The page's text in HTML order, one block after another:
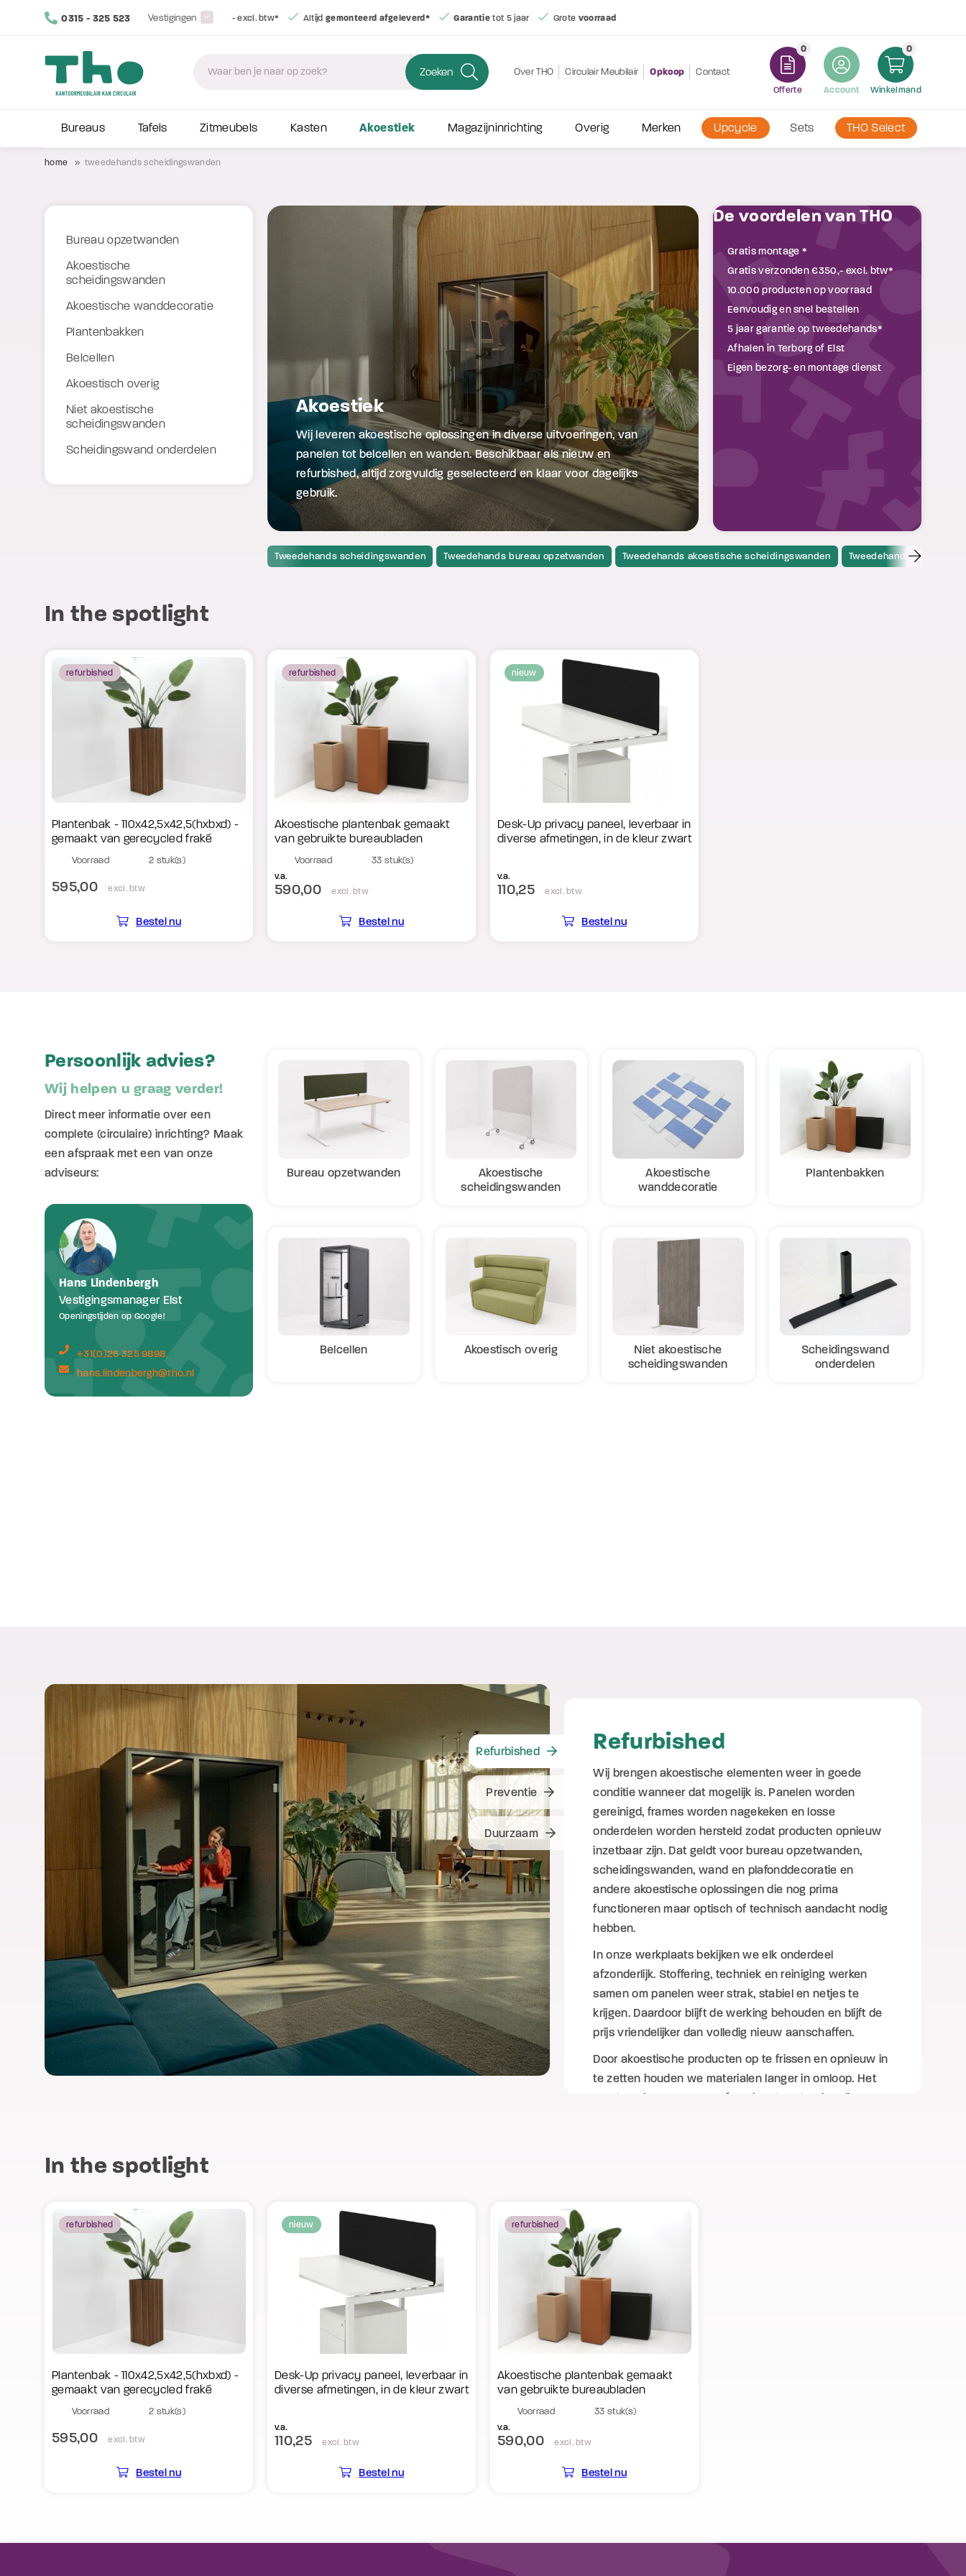
0315 - 325 523 Vestigingen Gratis bezorgingvanaf € 350,- excl. btw* Altijdgemonteerd afgeleverd* Garantietot 5 jaar
Over THO Circulair Meubilair Opkoop Contact
0
Winkelmand
Account
0
Offerte
Zoeken
Bureaus Tafels Zitmeubels Kasten Akoestiek Magazijninrichting Overig Merken Upcycle Sets THO Select
home tweedehands scheidingswanden
Bureau opzetwanden
Akoestische
scheidingswanden
Akoestische wanddecoratie
Plantenbakken
Belcellen
Akoestisch overig
Niet akoestische
scheidingswanden
Scheidingswand onderdelen
Akoestiek
Wij leveren akoestische oplossingen in diverse uitvoeringen, van
panelen tot belcellen en wanden. Beschikbaar als nieuw en
refurbished, altijd zorgvuldig geselecteerd en klaar voor dagelijks
gebruik.
De voordelen van THO
Gratis montage *
Gratis verzonden €350,- excl. btw*
10.000 producten op voorraad
Eenvoudig en snel bestellen
5 jaar garantie op tweedehands*
Afhalen in Terborg of Elst
Eigen bezorg- en montage dienst
Tweedehands scheidingswanden Tweedehands bureau opzetwanden Tweedehands akoestische scheidingswanden Tweedehands
In the spotlight
refurbished
Plantenbak - 110x42,5x42,5(hxbxd) -
gemaakt van gerecycled fraké
Voorraad 2 stuk(s)
595,00 excl. btw
Bestel nu
refurbished
Akoestische plantenbak gemaakt
van gebruikte bureaubladen
Voorraad 33 stuk(s)
v.a.
590,00 excl. btw
Bestel nu
nieuw
Desk-Up privacy paneel, leverbaar in
diverse afmetingen, in de kleur zwart
v.a.
110,25 excl. btw
Bestel nu
Persoonlijk advies?
Wij helpen u graag verder!
Direct meer informatie over een
complete (circulaire) inrichting? Maak
een afspraak met een van onze
adviseurs:
Hans Lindenbergh
Vestigingsmanager Elst
Openingstijden op Google!
+31(0)26 325 9898
hans.lindenbergh@tho.nl
Bureau opzetwanden
Akoestische
scheidingswanden
Akoestische
wanddecoratie
Plantenbakken
Belcellen Akoestisch overig
Niet akoestische
scheidingswanden
Scheidingswand
onderdelen
Refurbished
Preventie
Duurzaam
Refurbished
Wij brengen akoestische elementen weer in goede
conditie wanneer dat mogelijk is. Panelen worden
gereinigd, frames worden nagekeken en losse
onderdelen worden hersteld zodat producten opnieuw
inzetbaar zijn. Dat geldt voor bureau opzetwanden,
scheidingswanden, wand en plafonddecoratie en
andere akoestische oplossingen die nog prima
functioneren maar optisch of technisch aandacht nodig
hebben.
In onze werkplaats bekijken we elk onderdeel
afzonderlijk. Stoffering, techniek en reiniging werken
samen om panelen weer strak, stabiel en netjes te
krijgen. Daardoor blijft de werking behouden en blijft de
prijs vriendelijker dan volledig nieuw aanschaffen.
Door akoestische producten op te frissen en opnieuw in
te zetten houden we materialen langer in omloop. Het
resultaat is een nette en functionele oplossing die weer
In the spotlight
refurbished
Plantenbak - 110x42,5x42,5(hxbxd) -
gemaakt van gerecycled fraké
Voorraad 2 stuk(s)
595,00 excl. btw
Bestel nu
nieuw
Desk-Up privacy paneel, leverbaar in
diverse afmetingen, in de kleur zwart
v.a.
110,25 excl. btw
Bestel nu
refurbished
Akoestische plantenbak gemaakt
van gebruikte bureaubladen
Voorraad 33 stuk(s)
v.a.
590,00 excl. btw
Bestel nu